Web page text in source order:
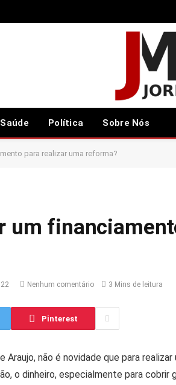
Saúde Política Sobre Nós
para realizar uma reforma?
um
Nenhum comentário 3 Mins de leitura
Pinterest
Araujo, não é novidade que para
o dinheiro, especialmente para cobrir